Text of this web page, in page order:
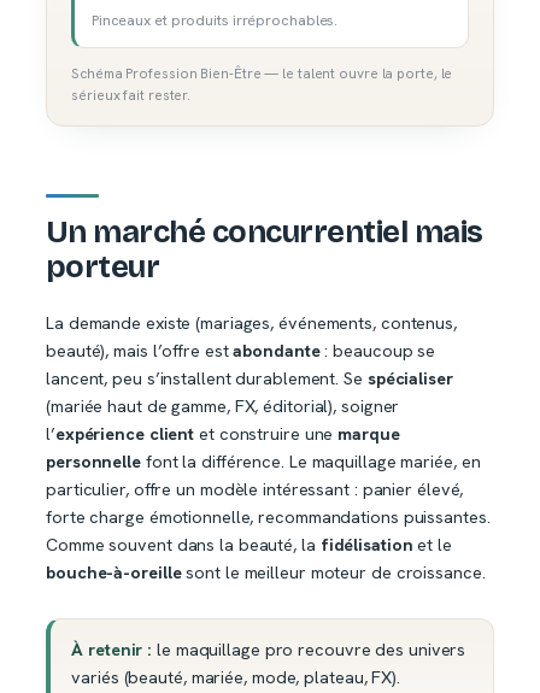
Pinceaux et produits irréprochables.
Schéma Profession Bien-Être — le talent ouvre la porte, le
sérieux fait rester.
Un marché concurrentiel mais
porteur
La demande existe (mariages, événements, contenus,
beauté), mais l’offre estabondante: beaucoup se
lancent, peu s’installent durablement. Se spécialiser
(mariée haut de gamme, FX, éditorial), soigner
l’expérience client et construire une marque
personnellefont la différence. Le maquillage mariée, en
particulier, offre un modèle intéressant : panier élevé,
forte charge émotionnelle, recommandations puissantes.
Comme souvent dans la beauté, la fidélisation et le
bouche-à-oreillesont le meilleur moteur de croissance.
À retenir : le maquillage pro recouvre des univers
variés (beauté, mariée, mode, plateau, FX).